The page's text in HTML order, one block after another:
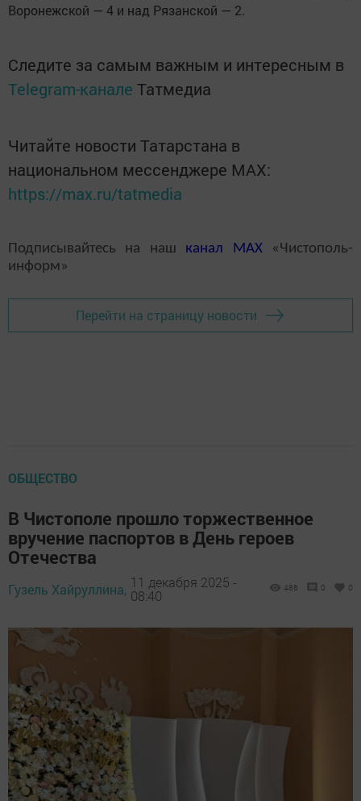
Воронежской — 4 и над Рязанской — 2.
Следите за самым важным и интересным в
Telegram-канале Татмедиа
Читайте новости Татарстана в
национальном мессенджере MАХ:
https://max.ru/tatmedia
Подписывайтесь на наш канал MAX«Чистополь-
информ»
Перейти на страницу новости
ОБЩЕСТВО
В Чистополе прошло торжественное
вручение паспортов в День героев
Отечества
Гузель Хайруллина, 11 декабря 2025 -
08:40
486 0 0